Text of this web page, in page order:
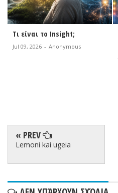
Τι είναι το Insight;
Jul 09, 2026 - Anonymous
« PREV
Lemoni kai ugeia